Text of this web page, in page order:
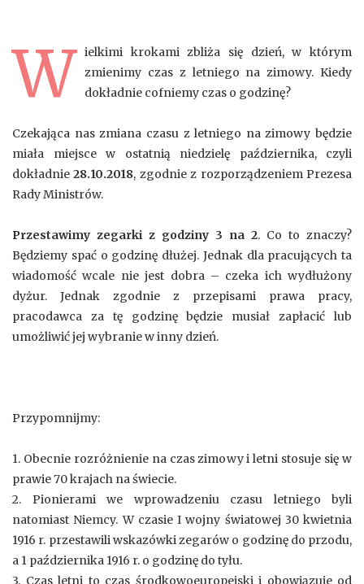
W ielkimi krokami zbliża się dzień, w którym
zmienimy czas z letniego na zimowy. Kiedy
dokładnie cofniemy czas o godzinę?
Czekająca nas zmiana czasu z letniego na zimowy będzie
miała miejsce w ostatnią niedzielę października, czyli
dokładnie28.10.2018, zgodnie z rozporządzeniem Prezesa
Rady Ministrów.
Przestawimy zegarki z godziny 3 na 2. Co to znaczy?
Będziemy spać o godzinę dłużej. Jednak dla pracujących ta
wiadomość wcale nie jest dobra – czeka ich wydłużony
dyżur. Jednak zgodnie z przepisami prawa pracy,
pracodawca za tę godzinę będzie musiał zapłacić lub
umożliwić jej wybranie w inny dzień.
Przypomnijmy:
1. Obecnie rozróżnienie na czas zimowy i letni stosuje się w
prawie 70 krajach na świecie.
2. Pionierami we wprowadzeniu czasu letniego byli
natomiast Niemcy. W czasie I wojny światowej 30 kwietnia
1916 r. przestawili wskazówki zegarów o godzinę do przodu,
a 1 października 1916 r. o godzinę do tyłu.
3. Czas letni to czas środkowoeuropejski i obowiązuje od